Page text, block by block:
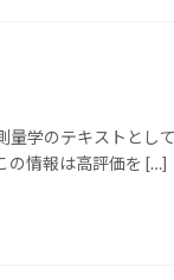
学のテキストとし
の情報は高評価を […]